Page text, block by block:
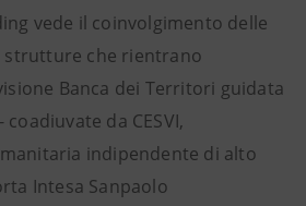
vede il coinvolgimento delle
strutture che rientrano
Banca dei Territori guidata
da CESVI,
indipendente di alto
Intesa Sanpaolo